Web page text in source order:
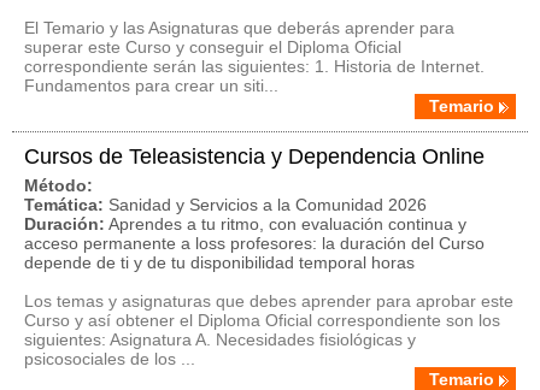
El Temario y las Asignaturas que deberás aprender para
superar este Curso y conseguir el Diploma Oficial
correspondiente serán las siguientes: 1. Historia de Internet.
Fundamentos para crear un siti...
Temario
Cursos de Teleasistencia y Dependencia Online
Método:
Temática: Sanidad y Servicios a la Comunidad 2026
Duración: Aprendes a tu ritmo, con evaluación continua y
acceso permanente a loss profesores: la duración del Curso
depende de ti y de tu disponibilidad temporal horas
Los temas y asignaturas que debes aprender para aprobar este
Curso y así obtener el Diploma Oficial correspondiente son los
siguientes: Asignatura A. Necesidades fisiológicas y
psicosociales de los ...
Temario